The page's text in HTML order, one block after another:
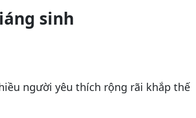
sinh
người yêu thích rộng rãi khắp thế